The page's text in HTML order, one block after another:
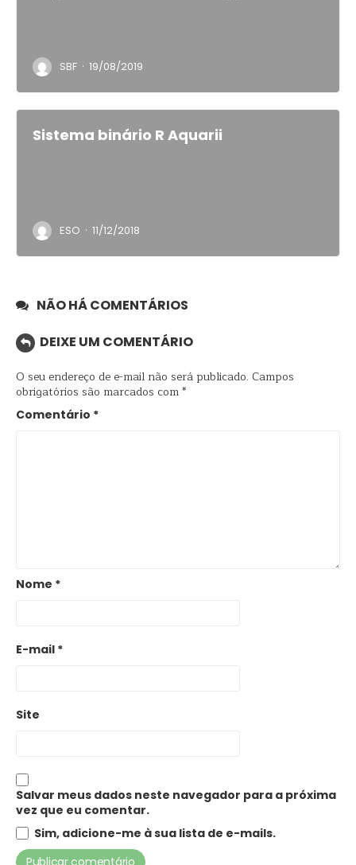
SBF · 19/08/2019
Sistema binário R Aquarii
ESO · 11/12/2018
NÃO HÁ COMENTÁRIOS
DEIXE UM COMENTÁRIO
O seu endereço de e-mail não será publicado. Campos
obrigatórios são marcados com*
Comentário *
Nome *
E-mail *
Site
Salvar meus dados neste navegador para a próxima
vez que eu comentar.
Sim, adicione-me à sua lista de e-mails.